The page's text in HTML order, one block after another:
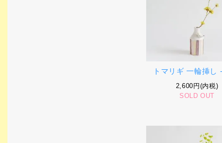
トマリギ 一輪挿し
2,600円(内税)
SOLD OUT